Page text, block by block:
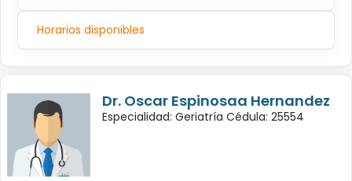
Horarios disponibles
Dr. Oscar Espinosaa Hernandez
Especialidad: Geriatría Cédula: 25554